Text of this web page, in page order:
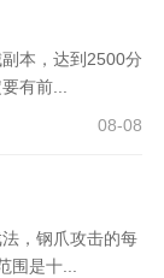
本，达到2500分
有前...
08-08
，钢爪攻击的每
围是十...